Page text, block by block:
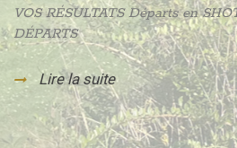
VOS RÉSULTATS Départs en
DÉPARTS
Lire la suite